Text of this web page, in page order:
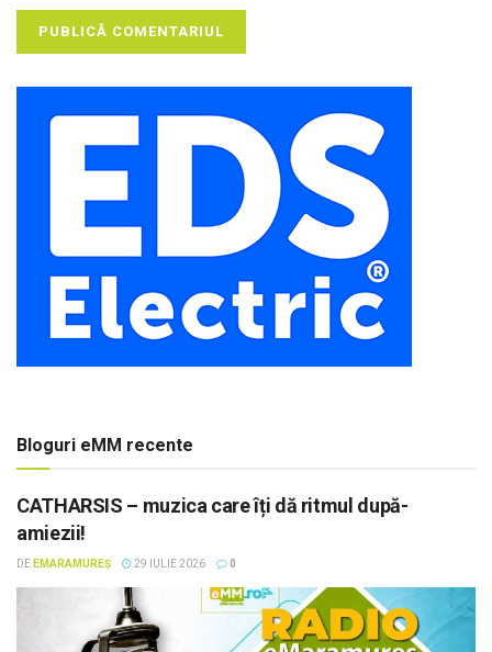
Bloguri eMM recente
CATHARSIS – muzica care îți dă ritmul după-
amiezii!
DE EMARAMUREȘ 29 IULIE 2026 0